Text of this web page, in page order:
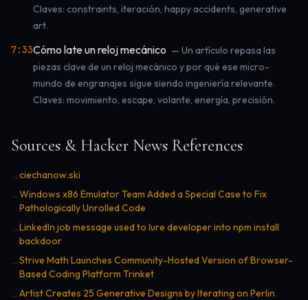
Claves: constraints, iteración, happy accidents, generative
art.
7:33Cómo late un reloj mecánico — Un artículo repasa las
piezas clave de un reloj mecánico y por qué ese micro-
mundo de engranajes sigue siendo ingeniería relevante.
Claves: movimiento, escape, volante, energía, precisión.
Sources & Hacker News References
→ ciechanow.ski
→ Windows x86 Emulator Team Added a Special Case to Fix
Pathologically Unrolled Code
→ LinkedIn job message used to lure developer into npm install
backdoor
→ Strive Math Launches Community-Hosted Version of Browser-
Based Coding Platform Trinket
→ Artist Creates 25 Generative Designs by Iterating on Perlin